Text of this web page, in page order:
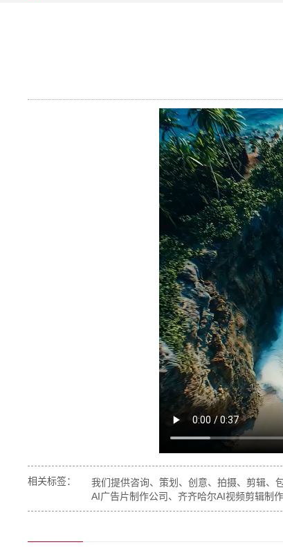
相关标签： 我们提供咨询、策划、创意、拍摄、剪辑、
AI广告片制作公司、齐齐哈尔AI视频剪辑制